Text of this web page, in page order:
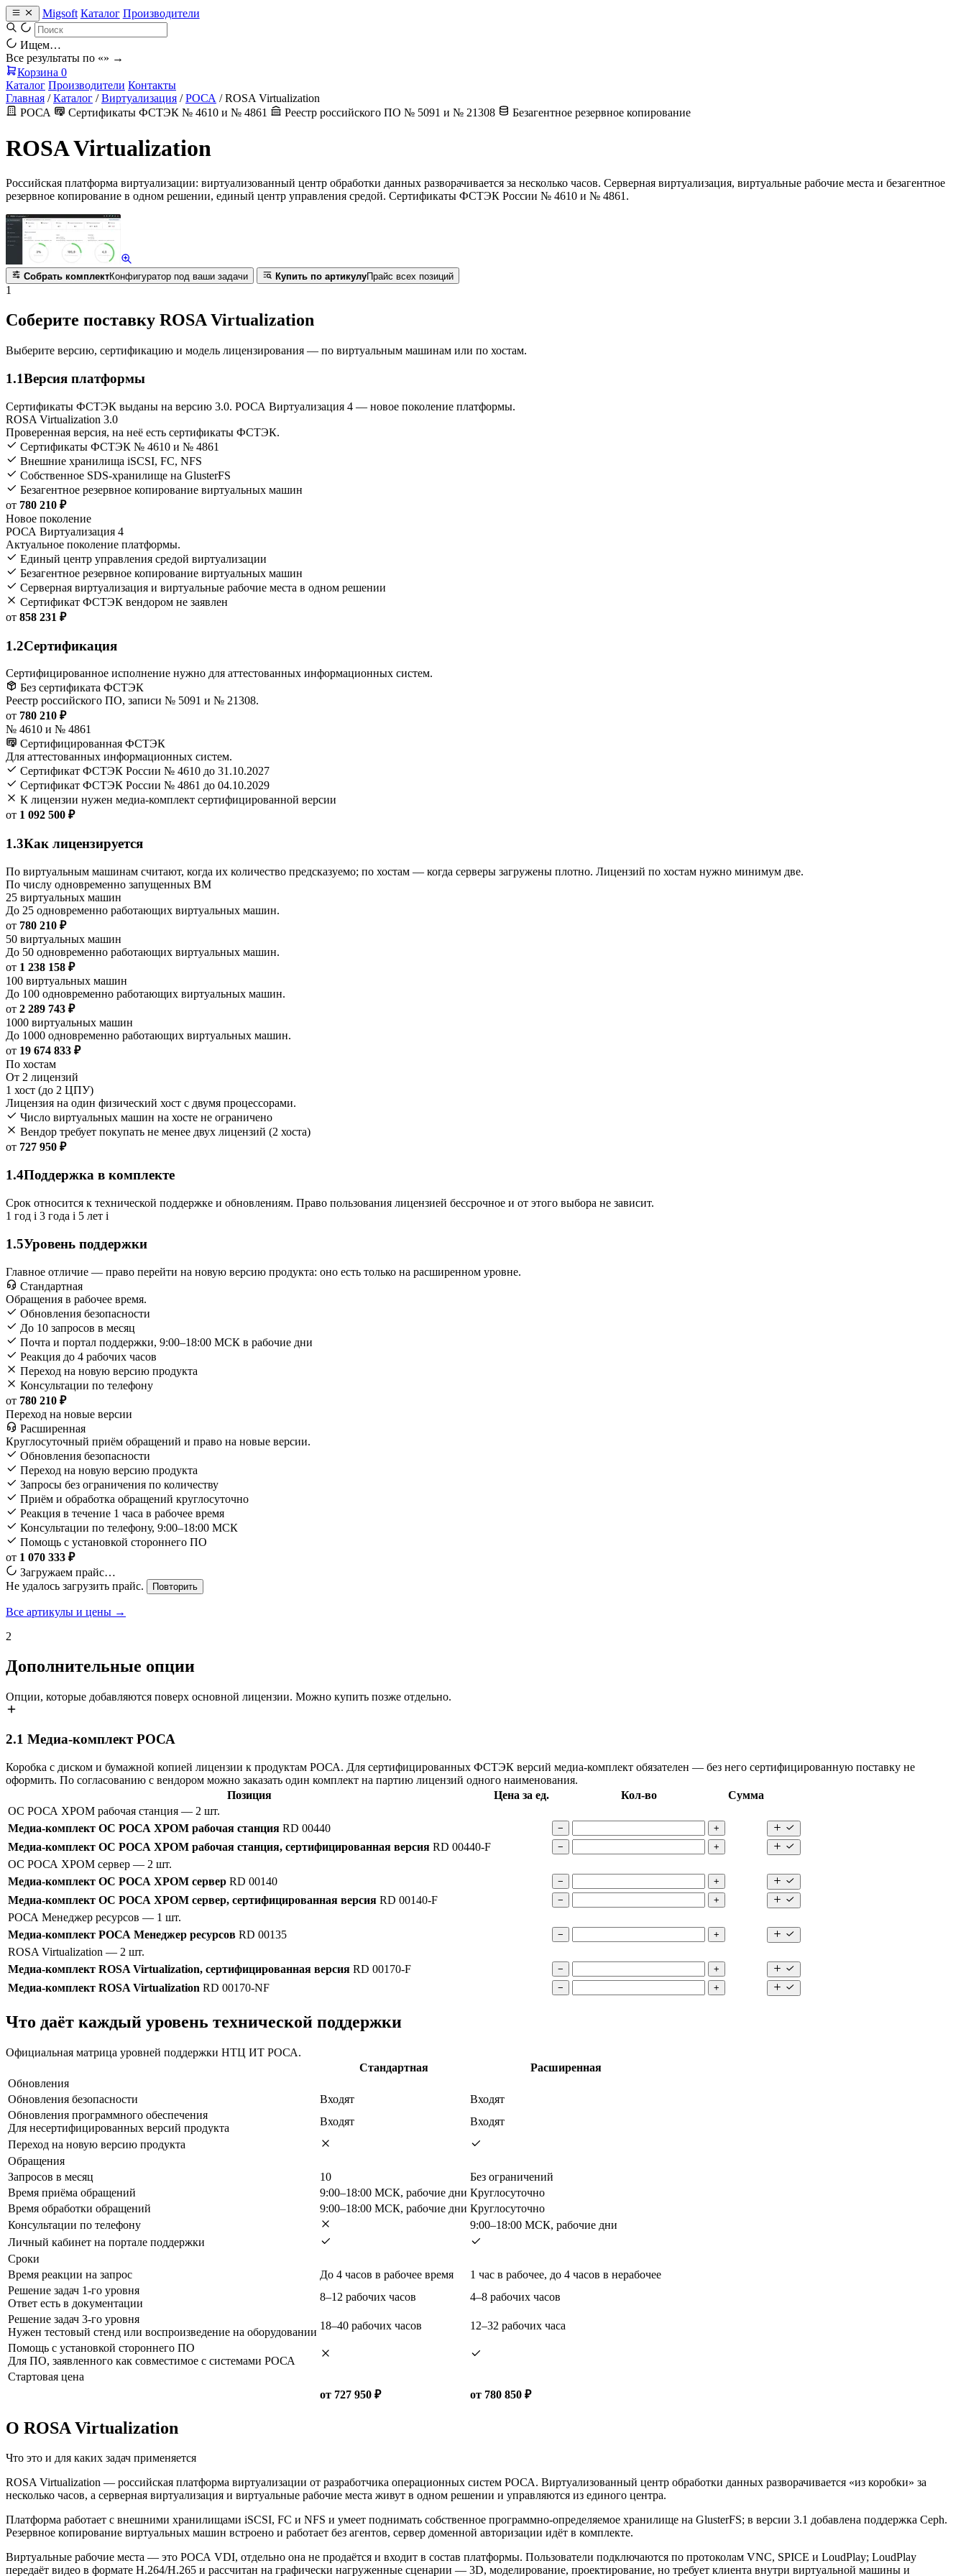
Migsoft Каталог Производители
Ищем…
Все результаты по «» →
Корзина 0
Каталог Производители Контакты
Главная / Каталог / Виртуализация / РОСА / ROSA Virtualization
РОСА
Сертификаты ФСТЭК № 4610 и № 4861 Реестр российского ПО № 5091 и № 21308 Безагентное резервное копирование
ROSA Virtualization
Российская платформа виртуализации: виртуализованный центр обработки данных разворачивается за несколько часов. Серверная виртуализация, виртуальные рабочие места и безагентное
резервное копирование в одном решении, единый центр управления средой. Сертификаты ФСТЭК России № 4610 и № 4861.
Собрать комплектКонфигуратор под ваши задачи Купить по артикулуПрайс всех позиций
1
Соберите поставку ROSA Virtualization
Выберите версию, сертификацию и модель лицензирования — по виртуальным машинам или по хостам.
1.1Версия платформы
Сертификаты ФСТЭК выданы на версию 3.0. РОСА Виртуализация 4 — новое поколение платформы.
ROSA Virtualization 3.0
Проверенная версия, на неё есть сертификаты ФСТЭК.
Сертификаты ФСТЭК № 4610 и № 4861
Внешние хранилища iSCSI, FC, NFS
Собственное SDS-хранилище на GlusterFS
Безагентное резервное копирование виртуальных машин
от 780 210 ₽
Новое поколение
РОСА Виртуализация 4
Актуальное поколение платформы.
Единый центр управления средой виртуализации
Безагентное резервное копирование виртуальных машин
Серверная виртуализация и виртуальные рабочие места в одном решении
Сертификат ФСТЭК вендором не заявлен
от 858 231 ₽
1.2Сертификация
Сертифицированное исполнение нужно для аттестованных информационных систем.
Без сертификата ФСТЭК
Реестр российского ПО, записи № 5091 и № 21308.
от 780 210 ₽
№ 4610 и № 4861
Сертифицированная ФСТЭК
Для аттестованных информационных систем.
Сертификат ФСТЭК России № 4610 до 31.10.2027
Сертификат ФСТЭК России № 4861 до 04.10.2029
К лицензии нужен медиа-комплект сертифицированной версии
от 1 092 500 ₽
1.3Как лицензируется
По виртуальным машинам считают, когда их количество предсказуемо; по хостам — когда серверы загружены плотно. Лицензий по хостам нужно минимум две.
По числу одновременно запущенных ВМ
25 виртуальных машин
До 25 одновременно работающих виртуальных машин.
от 780 210 ₽
50 виртуальных машин
До 50 одновременно работающих виртуальных машин.
от 1 238 158 ₽
100 виртуальных машин
До 100 одновременно работающих виртуальных машин.
от 2 289 743 ₽
1000 виртуальных машин
До 1000 одновременно работающих виртуальных машин.
от 19 674 833 ₽
По хостам
От 2 лицензий
1 хост (до 2 ЦПУ)
Лицензия на один физический хост с двумя процессорами.
Число виртуальных машин на хосте не ограничено
Вендор требует покупать не менее двух лицензий (2 хоста)
от 727 950 ₽
1.4Поддержка в комплекте
Срок относится к технической поддержке и обновлениям. Право пользования лицензией бессрочное и от этого выбора не зависит.
1 год i 3 года i 5 лет i
1.5Уровень поддержки
Главное отличие — право перейти на новую версию продукта: оно есть только на расширенном уровне.
Стандартная
Обращения в рабочее время.
Обновления безопасности
До 10 запросов в месяц
Почта и портал поддержки, 9:00–18:00 МСК в рабочие дни
Реакция до 4 рабочих часов
Переход на новую версию продукта
Консультации по телефону
от 780 210 ₽
Переход на новые версии
Расширенная
Круглосуточный приём обращений и право на новые версии.
Обновления безопасности
Переход на новую версию продукта
Запросы без ограничения по количеству
Приём и обработка обращений круглосуточно
Реакция в течение 1 часа в рабочее время
Консультации по телефону, 9:00–18:00 МСК
Помощь с установкой стороннего ПО
от 1 070 333 ₽
Загружаем прайс…
Не удалось загрузить прайс.
Повторить
Все артикулы и цены →
2
Дополнительные опции
Опции, которые добавляются поверх основной лицензии. Можно купить позже отдельно.
2.1 Медиа-комплект РОСА
Коробка с диском и бумажной копией лицензии к продуктам РОСА. Для сертифицированных ФСТЭК версий медиа-комплект обязателен — без него сертифицированную поставку не
оформить. По согласованию с вендором можно заказать один комплект на партию лицензий одного наименования.
Позиция
Цена за ед. Кол-во
Сумма
ОС РОСА ХРОМ рабочая станция — 2 шт.
Медиа-комплект ОС РОСА ХРОМ рабочая станция RD 00440 − +
Медиа-комплект ОС РОСА ХРОМ рабочая станция, сертифицированная версия RD 00440-F − +
ОС РОСА ХРОМ сервер — 2 шт.
Медиа-комплект ОС РОСА ХРОМ сервер RD 00140 − +
Медиа-комплект ОС РОСА ХРОМ сервер, сертифицированная версия RD 00140-F − +
РОСА Менеджер ресурсов — 1 шт.
Медиа-комплект РОСА Менеджер ресурсов RD 00135 − +
ROSA Virtualization — 2 шт.
Медиа-комплект ROSA Virtualization, сертифицированная версия RD 00170-F − +
Медиа-комплект ROSA Virtualization RD 00170-NF − +
Что даёт каждый уровень технической поддержки
Официальная матрица уровней поддержки НТЦ ИТ РОСА.
Стандартная
Расширенная
Обновления
Обновления безопасности
Входят
Входят
Обновления программного обеспечения
Для несертифицированных версий продукта
Входят
Входят
Переход на новую версию продукта
Обращения
Запросов в месяц
10
Без ограничений
Время приёма обращений
9:00–18:00 МСК, рабочие дни Круглосуточно
Время обработки обращений
9:00–18:00 МСК, рабочие дни Круглосуточно
Консультации по телефону
9:00–18:00 МСК, рабочие дни
Личный кабинет на портале поддержки
Сроки
Время реакции на запрос
До 4 часов в рабочее время
1 час в рабочее, до 4 часов в нерабочее
Решение задач 1-го уровня
Ответ есть в документации
8–12 рабочих часов
4–8 рабочих часов
Решение задач 3-го уровня
Нужен тестовый стенд или воспроизведение на оборудовании
18–40 рабочих часов
12–32 рабочих часа
Помощь с установкой стороннего ПО
Для ПО, заявленного как совместимое с системами РОСА
Стартовая цена
от 727 950 ₽
от 780 850 ₽
О ROSA Virtualization
Что это и для каких задач применяется
ROSA Virtualization — российская платформа виртуализации от разработчика операционных систем РОСА. Виртуализованный центр обработки данных разворачивается «из коробки» за
несколько часов, а серверная виртуализация и виртуальные рабочие места живут в одном решении и управляются из единого центра.
Платформа работает с внешними хранилищами iSCSI, FC и NFS и умеет поднимать собственное программно-определяемое хранилище на GlusterFS; в версии 3.1 добавлена поддержка Ceph.
Резервное копирование виртуальных машин встроено и работает без агентов, сервер доменной авторизации идёт в комплекте.
Виртуальные рабочие места — это РОСА VDI, отдельно она не продаётся и входит в состав платформы. Пользователи подключаются по протоколам VNC, SPICE и LoudPlay; LoudPlay
передаёт видео в формате H.264/H.265 и рассчитан на графически нагруженные сценарии — 3D, моделирование, проектирование, но требует клиента внутри виртуальной машины и